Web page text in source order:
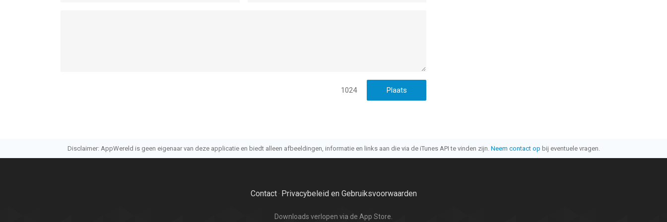
1024
Disclaimer: AppWereld is geen eigenaar van deze applicatie en biedt alleen afbeeldingen, informatie en links aan die via de iTunes API te vinden zijn. Neem contact op bij eventuele vragen.
Contact· Privacybeleid en Gebruiksvoorwaarden
Downloads verlopen via de App Store.